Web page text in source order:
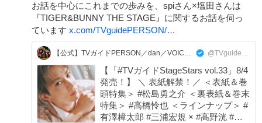
お話を中心にこれまでの歩みを、spiさん×塩田さんは
『TIGER&BUNNY THE STAGE』に関するお話を伺っ
ています x.com/TVguidePERSON/…
【公式】TVガイドPERSON／dan／VOICE STARS／Stage Stars @TVguidePERSON
【「#TVガイドStageStars vol.33」8/4
発売！】 ＼ 表紙解禁！／ ＜表紙＆巻
頭特集＞ #松島勇之介 ＜裏表紙＆巻末
特集＞ #高橋怜也 ＜ラインナップ＞ #
有澤樟太郎 #三浦宏規 × #高野洸 #前